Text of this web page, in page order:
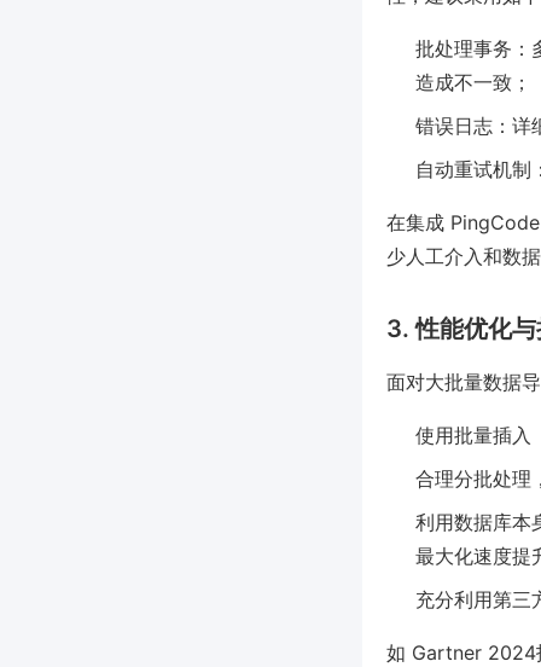
批处理事务：
造成不一致；
错误日志：详
自动重试机制
在集成
少人工介入和数
3. 性能优化
面对大批量数据
使用批量插入
合理分批处理
利用数据库本
最大化速度提
充分利用第三
如 Gartner 2024